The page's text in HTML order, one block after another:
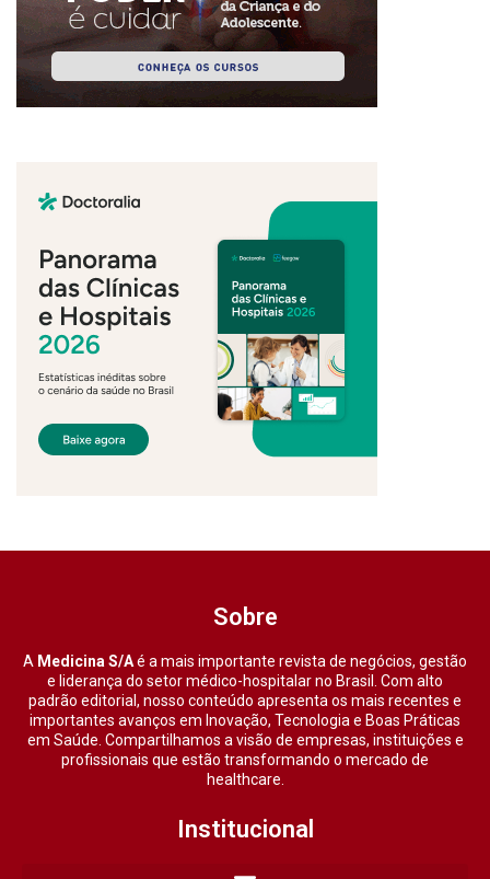
Sobre
A Medicina S/Aé a mais importante revista de negócios, gestão
e liderança do setor médico-hospitalar no Brasil. Com alto
padrão editorial, nosso conteúdo apresenta os mais recentes e
importantes avanços em Inovação, Tecnologia e Boas Práticas
em Saúde. Compartilhamos a visão de empresas, instituições e
profissionais que estão transformando o mercado de
healthcare.
Institucional